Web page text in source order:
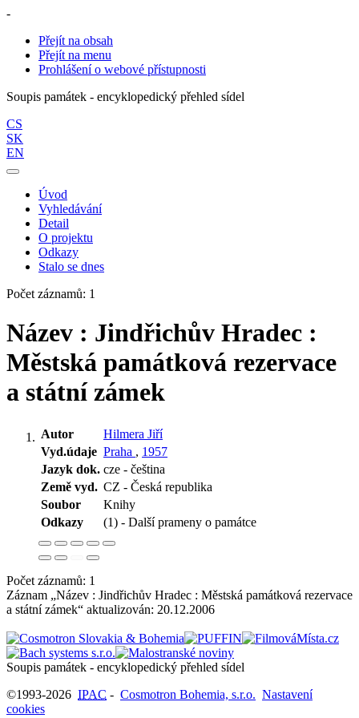
-
Přejít na obsah
Přejít na menu
Prohlášení o webové přístupnosti
Soupis památek - encyklopedický přehled sídel
CS
SK
EN
Úvod
Vyhledávání
Detail
O projektu
Odkazy
Stalo se dnes
Počet záznamů: 1
Název : Jindřichův Hradec :
Městská památková rezervace
a státní zámek
Autor
Hilmera Jiří
Vyd.údaje Praha , 1957
Jazyk dok. cze - čeština
Země vyd. CZ - Česká republika
Soubor
Knihy
Odkazy
(1) - Další prameny o památce
Počet záznamů: 1
Záznam „Název : Jindřichův Hradec : Městská památková rezervace
a státní zámek“ aktualizován: 20.12.2006
Soupis památek - encyklopedický přehled sídel
©1993-2026 IPAC - Cosmotron Bohemia, s.r.o. Nastavení
cookies